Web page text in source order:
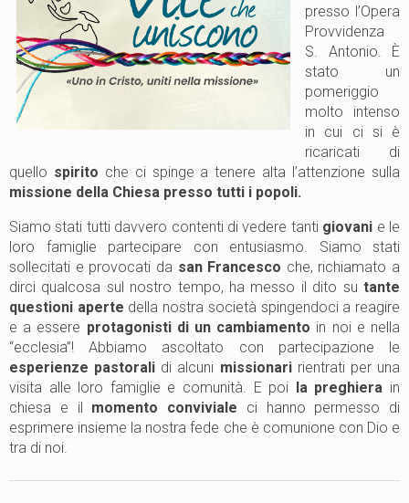
presso l’Opera
Provvidenza
S. Antonio. È
stato un
pomeriggio
molto intenso
in cui ci si è
ricaricati di
quello spirito che ci spinge a tenere alta l’attenzione sulla
missione della Chiesa presso tutti i popoli.
Siamo stati tutti davvero contenti di vedere tanti giovani e le
loro famiglie partecipare con entusiasmo. Siamo stati
sollecitati e provocati da san Francesco che, richiamato a
dirci qualcosa sul nostro tempo, ha messo il dito su tante
questioni aperte della nostra società spingendoci a reagire
e a essere protagonisti di un cambiamento in noi e nella
“ecclesia”! Abbiamo ascoltato con partecipazione le
esperienze pastorali di alcuni missionaririentrati per una
visita alle loro famiglie e comunità. E poi la preghiera in
chiesa e il momento conviviale ci hanno permesso di
esprimere insieme la nostra fede che è comunione con Dio e
tra di noi.